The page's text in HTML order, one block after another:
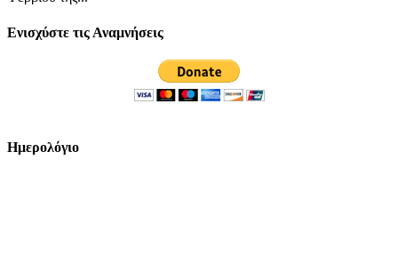
Ενισχύστε τις Αναμνήσεις
Ημερολόγιο